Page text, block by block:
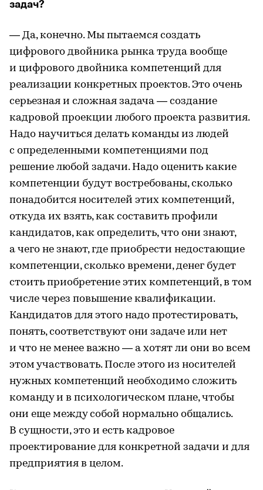
задач?
— Да, конечно. Мы пытаемся создать
цифрового двойника рынка труда вообще
и цифрового двойника компетенций для
реализации конкретных проектов. Это очень
серьезная и сложная задача — создание
кадровой проекции любого проекта развития.
Надо научиться делать команды из людей
с определенными компетенциями под
решение любой задачи. Надо оценить какие
компетенции будут востребованы, сколько
понадобится носителей этих компетенций,
откуда их взять, как составить профили
кандидатов, как определить, что они знают,
а чего не знают, где приобрести недостающие
компетенции, сколько времени, денег будет
стоить приобретение этих компетенций, в том
числе через повышение квалификации.
Кандидатов для этого надо протестировать,
понять, соответствуют они задаче или нет
и что не менее важно — а хотят ли они во всем
этом участвовать. После этого из носителей
нужных компетенций необходимо сложить
команду и в психологическом плане, чтобы
они еще между собой нормально общались.
В сущности, это и есть кадровое
проектирование для конкретной задачи и для
предприятия в целом.